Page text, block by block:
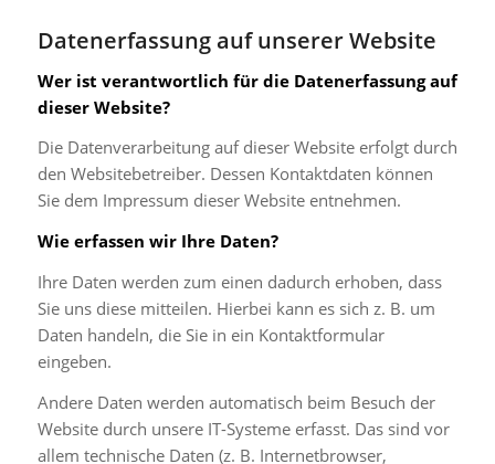
Datenerfassung auf unserer Website
Wer ist verantwortlich für die Datenerfassung auf
dieser Website?
Die Datenverarbeitung auf dieser Website erfolgt durch
den Websitebetreiber. Dessen Kontaktdaten können
Sie dem Impressum dieser Website entnehmen.
Wie erfassen wir Ihre Daten?
Ihre Daten werden zum einen dadurch erhoben, dass
Sie uns diese mitteilen. Hierbei kann es sich z. B. um
Daten handeln, die Sie in ein Kontaktformular
eingeben.
Andere Daten werden automatisch beim Besuch der
Website durch unsere IT-Systeme erfasst. Das sind vor
allem technische Daten (z. B. Internetbrowser,